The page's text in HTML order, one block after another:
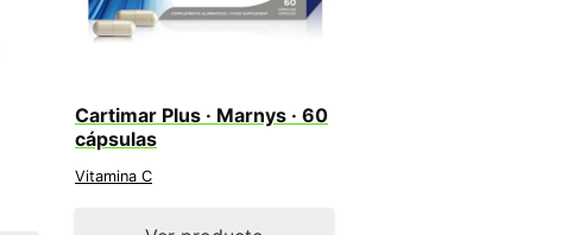
Cartimar Plus · Marnys · 60
cápsulas
Vitamina C